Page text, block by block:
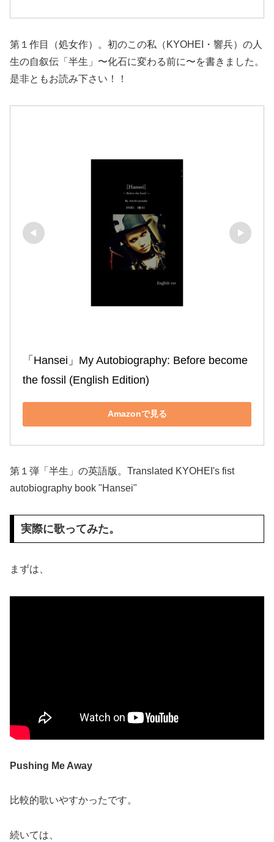
第１作目（処女作）。初のこの私（KYOHEI・響兵）の人
生の自叙伝「半生」〜化石に変わる前に〜を書きました。
是非ともお読み下さい！！
「Hansei」My Autobiography: Before become
the fossil (English Edition)
Amazonで見る
第１弾「半生」の英語版。Translated KYOHEI's fist
autobiography book "Hansei"
実際に歌ってみた。
まずは、
Pushing Me Away
比較的歌いやすかったです。
続いては、